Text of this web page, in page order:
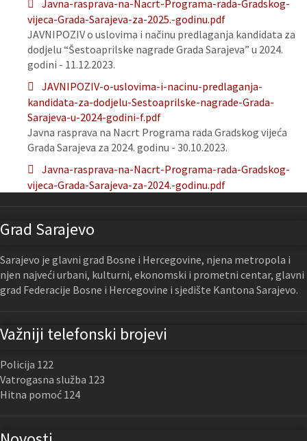
Javna-rasprava-na-Nacrt-Programa-rada-Gradskog-
vijeca-Grada-Sarajeva-za-2025.-godinu.pdf
JAVNIPOZIV o uslovima i načinu predlaganja kandidata za
dodjelu “Šestoaprilske nagrade Grada Sarajeva” u 2024.
godini - 11.12.2023.
JAVNIPOZIV-o-uslovima-i-nacinu-predlaganja-
kandidata-za-dodjelu-Sestoaprilske-nagrade-Grada-
Sarajeva-u-2024-godini-f.pdf
Javna rasprava na Nacrt Programa rada Gradskog vijeća
Grada Sarajeva za 2024. godinu - 30.10.2023.
Javna-rasprava-na-Nacrt-Programa-rada-Gradskog-
vijeca-Grada-Sarajeva-za-2024.-godinu.pdf
Grad Sarajevo
Sarajevo je glavni grad Bosne i Hercegovine, njena metropola i
njen najveći urbani, kulturni, ekonomski i prometni centar, glavni
grad Federacije Bosne i Hercegovine i sjedište Kantona Sarajevo.
Važniji telefonski brojevi
Policija 122
Vatrogasna služba 123
Hitna pomoć 124